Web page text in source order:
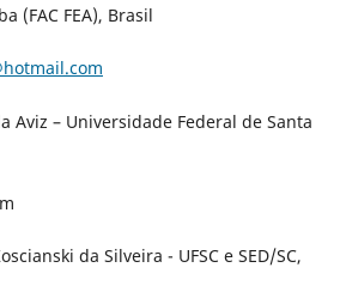
(FAC FEA), Brasil
Aviz – Universidade Federal de Santa
da Silveira - UFSC e SED/SC,